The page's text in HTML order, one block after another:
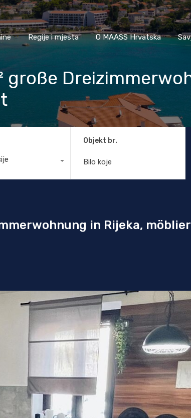
Regije i mjesta O MAASS Hrvatska
Regije i mjesta O MAASS Hrvatska
große
Objekt br.
in Rijeka,